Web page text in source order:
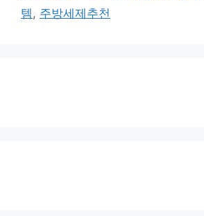
템 , 주방세제추천